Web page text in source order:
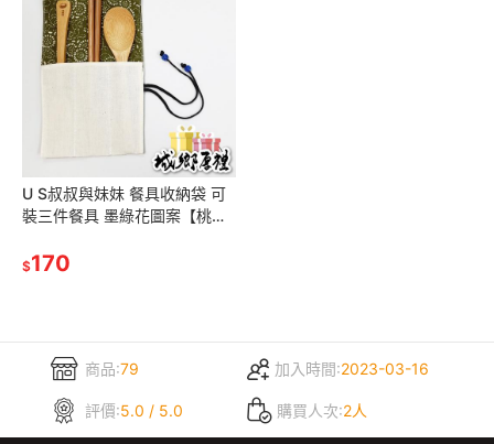
U S叔叔與妹妹 餐具收納袋 可
裝三件餐具 墨綠花圖案【桃園
$170
商品:79 加入時間:2023-03-16
評價:5.0 / 5.0 購買人次:2人